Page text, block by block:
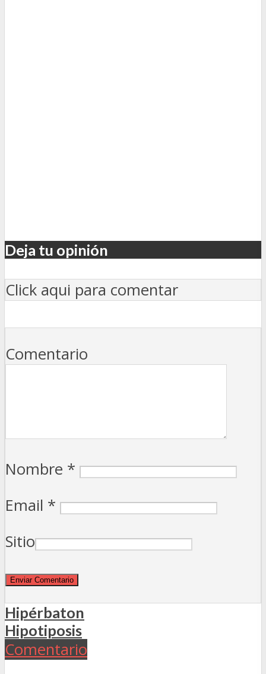
Deja tu opinión
Click aqui para comentar
Comentario
Nombre *
Email *
Sitio
Hipérbaton
Hipotiposis
Comentario